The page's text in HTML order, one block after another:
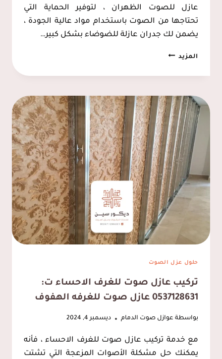
عازل للصوت الظهران ، لتوفير الحماية التي
تحتاجها من الصوت باستخدام مواد عالية الجودة ،
يضمن لك جدران عازلة للضوضاء بشكل كبير…
المزيدتركيب
للجدران
القطيف
ت:
0537128631
جدار
عازل
للصوت
الظهران
حلول عزل الصوت
تركيب عازل صوت للغرف الاحساء ت:
0537128631 عازل صوت للغرفه الهفوف
بواسطة عوازل صوت الدمام ديسمبر 4, 2024
مع خدمة تركيب عازل صوت للغرف الاحساء ، فأنه
يمكنك حل مشكلة الأصوات المزعجة التي تشتت